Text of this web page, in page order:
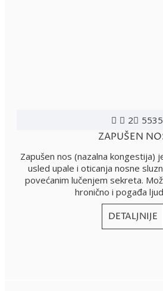
2 5535
ZAPUŠEN
Zapušen nos (nazalna kongestija)
usled upale i oticanja nosne
povećanim lučenjem sekreta.
hronično i pogađa
DETALJNIJE